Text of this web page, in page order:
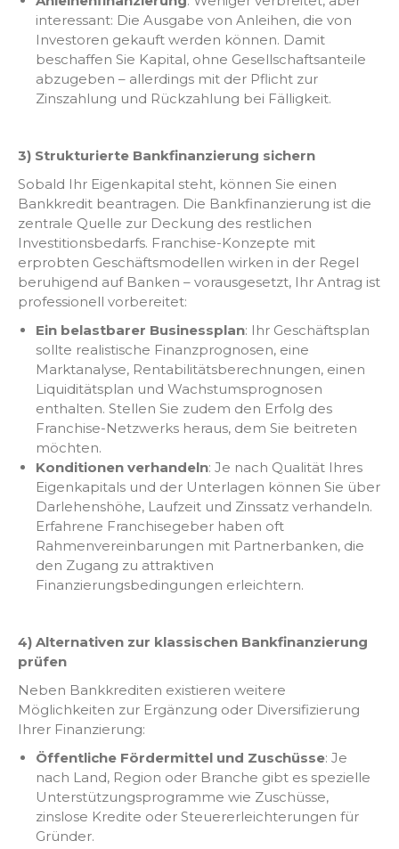
interessant: Die Ausgabe von Anleihen, die von
Investoren gekauft werden können. Damit
beschaffen Sie Kapital, ohne Gesellschaftsanteile
abzugeben – allerdings mit der Pflicht zur
Zinszahlung und Rückzahlung bei Fälligkeit.
3) Strukturierte Bankfinanzierung sichern
Sobald Ihr Eigenkapital steht, können Sie einen
Bankkredit beantragen. Die Bankfinanzierung ist die
zentrale Quelle zur Deckung des restlichen
Investitionsbedarfs. Franchise-Konzepte mit
erprobten Geschäftsmodellen wirken in der Regel
beruhigend auf Banken – vorausgesetzt, Ihr Antrag ist
professionell vorbereitet:
Ein belastbarer Businessplan: Ihr Geschäftsplan
sollte realistische Finanzprognosen, eine
Marktanalyse, Rentabilitätsberechnungen, einen
Liquiditätsplan und Wachstumsprognosen
enthalten. Stellen Sie zudem den Erfolg des
Franchise-Netzwerks heraus, dem Sie beitreten
möchten.
Konditionen verhandeln: Je nach Qualität Ihres
Eigenkapitals und der Unterlagen können Sie über
Darlehenshöhe, Laufzeit und Zinssatz verhandeln.
Erfahrene Franchisegeber haben oft
Rahmenvereinbarungen mit Partnerbanken, die
den Zugang zu attraktiven
Finanzierungsbedingungen erleichtern.
4) Alternativen zur klassischen Bankfinanzierung
prüfen
Neben Bankkrediten existieren weitere
Möglichkeiten zur Ergänzung oder Diversifizierung
Ihrer Finanzierung:
Öffentliche Fördermittel und Zuschüsse: Je
nach Land, Region oder Branche gibt es spezielle
Unterstützungsprogramme wie Zuschüsse,
zinslose Kredite oder Steuererleichterungen für
Gründer.